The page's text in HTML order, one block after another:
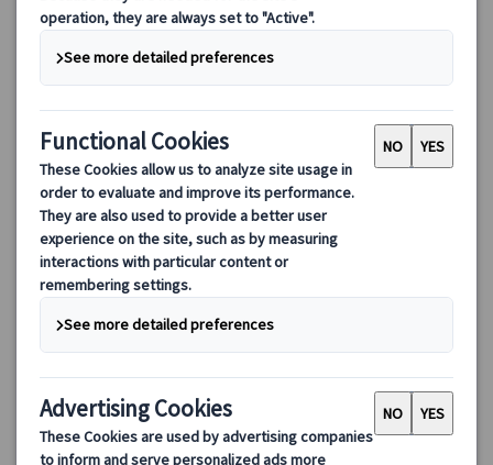
ランドクルーズ｜プラハとドイツ周遊 7日間(プラハ発ミュン
ヘン着)
ズツアー！ニュルンベルク、ローテンブルク、ノイシュバンシュ
795.00 EUR 715.50 EUR
詳細を見る
水曜日